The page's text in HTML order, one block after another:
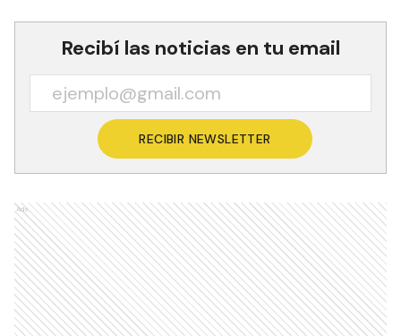
Recibí las noticias en tu email
RECIBIR NEWSLETTER
Ads